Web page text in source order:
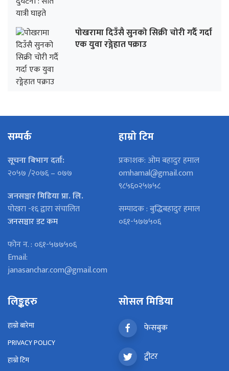
पोखरामा दिउँसै सुनको सिक्री चोरी गर्दै गर्दा
एक युवा रङ्गेहात पक्राउ
सम्पर्क
सूचना बिभाग दर्ता:
२०५७ /२०७६ – ०७७
जनसञ्चार मिडिया प्रा. लि.
पोखरा -१६ द्वारा संचालित
जनसञ्चार डट कम
फोन न. : ०६१-५७७५०६
Email:
janasanchar.com@gmail.com
हाम्रो टिम
प्रकाशक: ओम बहादुर हमाल
omhamal@gmail.com
९८५६०२५७५८
सम्पादक : बुद्धिबहादुर हमाल
०६१-५७७५०६
लिङ्कहरु
हाम्रो बारेमा
PRIVACY POLICY
हाम्रो टिम
सोसल मिडिया
फेसबुक
ट्वीटर